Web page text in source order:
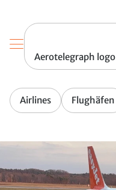
Aerotelegraph logo
Airlines Flughäfen